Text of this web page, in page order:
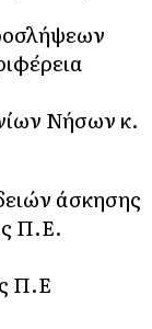
Νήσων κ.
άσκησης
Π.Ε.
Π.Ε